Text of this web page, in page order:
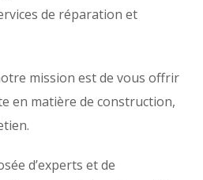
de réparation et
mission est de vous offrir
en matière de construction,
d’experts et de